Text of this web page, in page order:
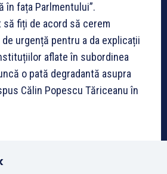
în fața Parlmentului”.
să fiți de acord să cerem
urgență pentru a da explicații
aflate în subordinea
o pată degradantă asupra
Călin Popescu Tăriceanu în